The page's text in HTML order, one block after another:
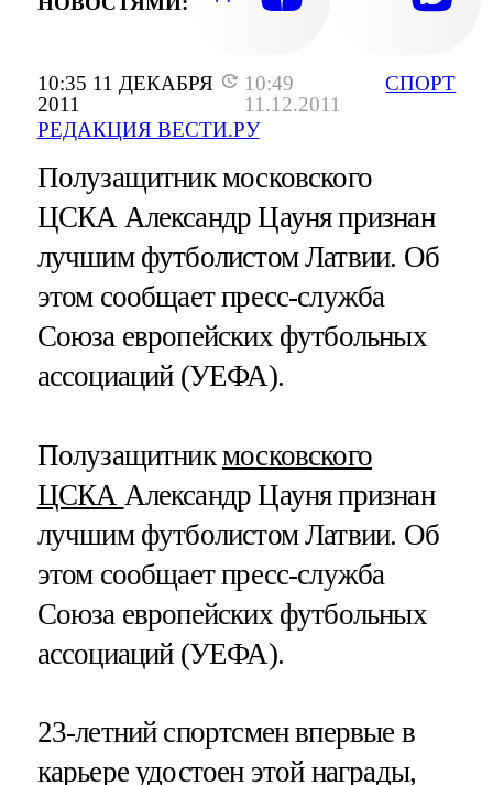
10:35 11 ДЕКАБРЯ
2011
10:49
11.12.2011
РЕДАКЦИЯ ВЕСТИ.РУ
СПОРТ
Полузащитник московского
ЦСКА Александр Цауня признан
лучшим футболистом Латвии. Об
этом сообщает пресс-служба
Союза европейских футбольных
ассоциаций (УЕФА).
Полузащитникмосковского
ЦСКА Александр Цауня признан
лучшим футболистом Латвии. Об
этом сообщает пресс-служба
Союза европейских футбольных
ассоциаций (УЕФА).
23-летний спортсмен впервые в
карьере удостоен этой награды,